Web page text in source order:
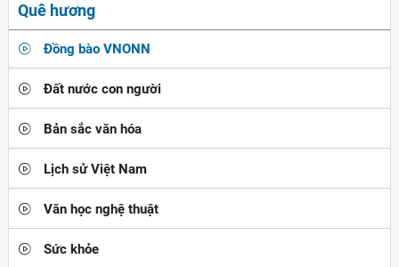
Quê hương
Đồng bào VNONN
Đất nước con người
Bản sắc văn hóa
Lịch sử Việt Nam
Văn học nghệ thuật
Sức khỏe